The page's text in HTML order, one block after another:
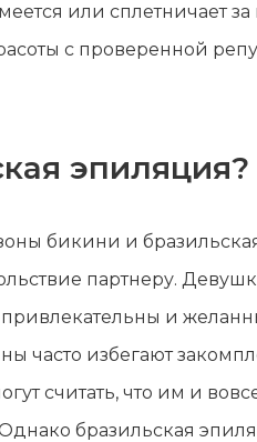
или сплетничает за
с проверенной
эпиляция?
бикини и
партнеру.
и
часто избегают
считать, что им и
бразильская